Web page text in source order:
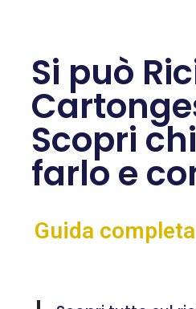
Si può
Scopri
farlo e
Guida completa